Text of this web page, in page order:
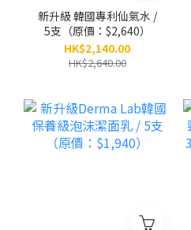
新升級 韓國專利仙氣水 /
5支（原價：$2,640）
HK$2,140.00
HK$2,640.00